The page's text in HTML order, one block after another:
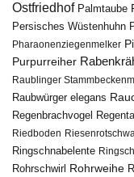
Ostfriedhof Palmtaube
Persisches Wüstenhuhn
Pharaonenziegenmelker
Purpurreiher
Raublinger
Raubwürger elegans
Regenbrachvogel
Riedboden
Ringschnabelente
Rohrschwirl Rohrweihe